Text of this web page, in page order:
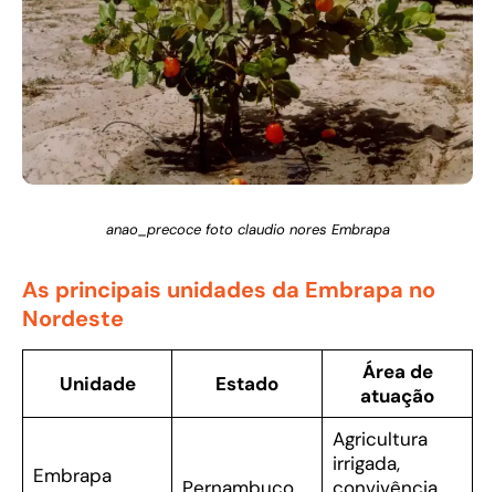
anao_precoce foto claudio nores Embrapa
As principais unidades da Embrapa no
Nordeste
Unidade Estado
Área de
atuação
Embrapa
Agricultura
irrigada,